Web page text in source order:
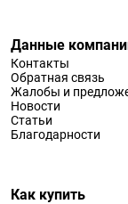
Данные
Контакты
Обратная связь
Жалобы и
Новости
Статьи
Благодарности
Как купить